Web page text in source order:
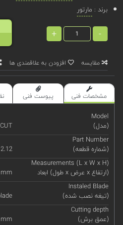
برند : مارتور
-
+
مقایسه افزودن به علاقمندی ها
مشخصات فنی پیوست فنی
Model
(مدل)
Part Number
(شماره قطعه)
Measurements (L x W x H)
ابعاد (طول x عرض x ارتفاع)
Instaled Blade
(تیغه نصب شده)
Cutting depth
(عمق برش)